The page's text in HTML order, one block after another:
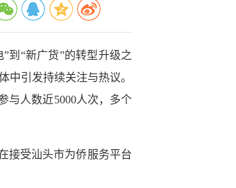
到“新广货”的转型升级之
中引发持续关注与热议。
与人数近5000人次，多个
接受汕头市为侨服务平台